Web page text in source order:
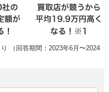
（回答期間：2023年6月〜2024